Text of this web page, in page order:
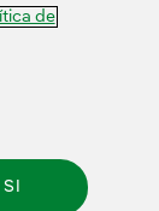
de denuncias
los derechos.
de
SI